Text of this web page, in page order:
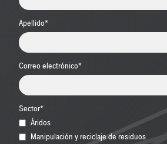
Apellido*
Correo electrónico*
Sector*
Áridos
Manipulación y reciclaje de residuos